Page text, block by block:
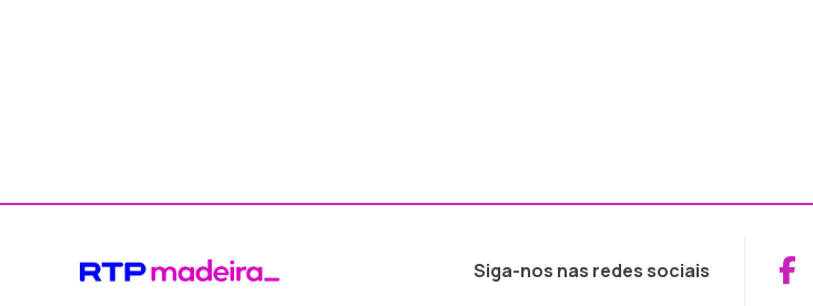
Siga-nos nas redes sociais